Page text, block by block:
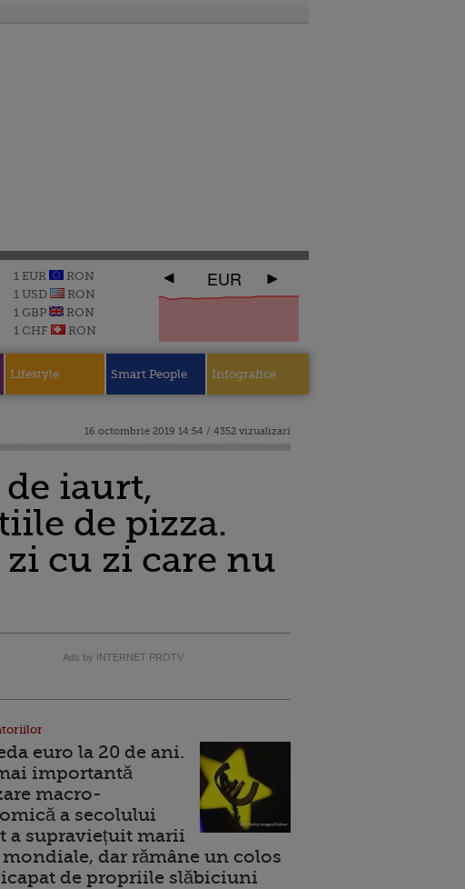
1 EUR
RON
1 USD
RON
1 GBP
RON
1 CHF
RON
EUR
Lifestyle Smart People Infografice
16 octombrie 2019 14:54 / 4352 vizualizari
iaurt,
de pizza.
cu zi care nu
Ads by INTERNET PROTV
euro la 20 de ani.
importantă
macro-
a secolului
a supraviețuit marii
dar rămâne un colos
de propriile slăbiciuni